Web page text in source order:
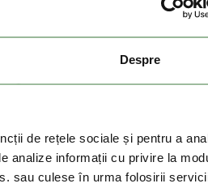
Despre
de rețele sociale și pentru a
analize informații cu privire la
sau culese în urma folosirii